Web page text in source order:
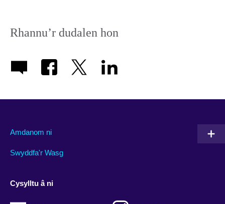
Rhannu’r dudalen hon
Amdanom ni
Swyddfa'r Wasg
Cysylltu â ni